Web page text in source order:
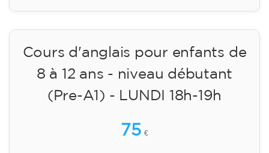
14/09/2026
18:30
🏷️ Prix par mensualité : 75 €